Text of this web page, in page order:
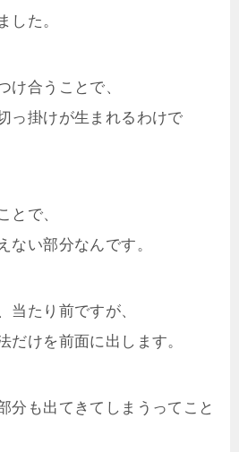
した。
け合うことで、
っ掛けが生まれるわけで
とで、
ない部分なんです。
当たり前ですが、
だけを前面に出します。
分も出てきてしまうってこと